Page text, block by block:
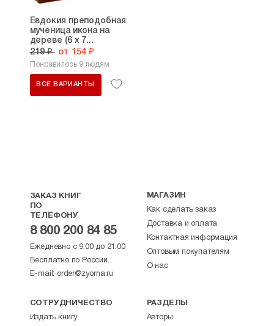
Евдокия преподобная
мученица икона на
дереве (6 х 7...
219 ₽ от 154 ₽
Понравилось 9 людям
ВСЕ ВАРИАНТЫ
ЗАКАЗ КНИГ
ПО
ТЕЛЕФОНУ
8 800 200 84 85
Ежедневно с 9:00 до 21:00
Бесплатно по России.
E-mail: order@zyorna.ru
МАГАЗИН
Как сделать заказ
Доставка и оплата
Контактная информация
Оптовым покупателям
О нас
СОТРУДНИЧЕСТВО
Издать книгу
РАЗДЕЛЫ
Авторы